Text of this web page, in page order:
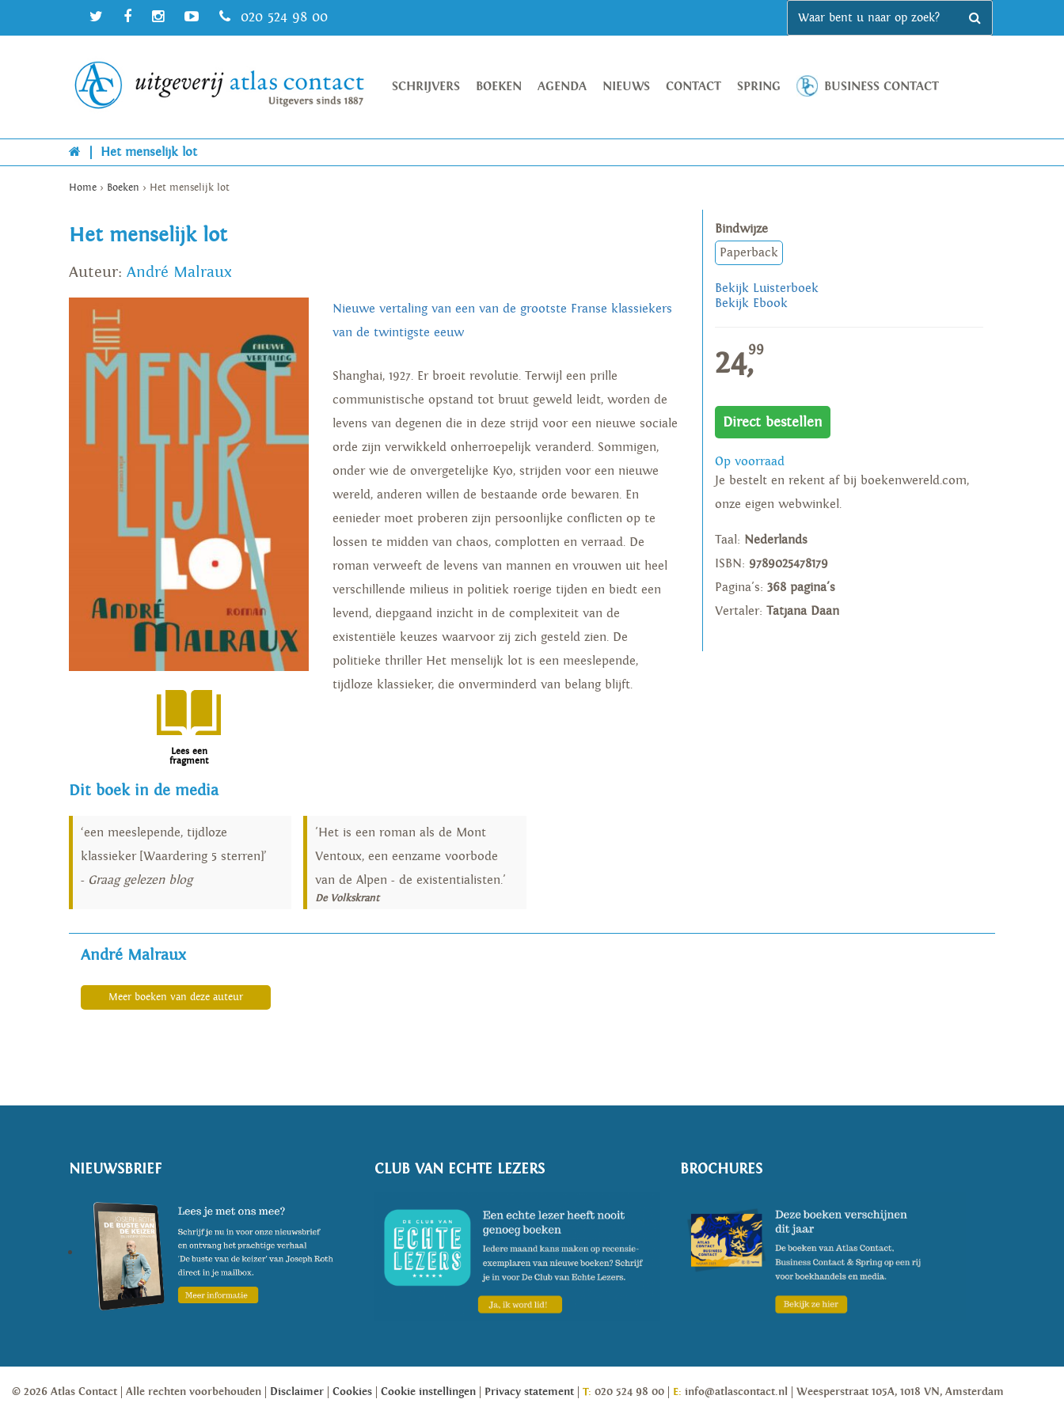
020 524 98 00
SCHRIJVERS BOEKEN AGENDA NIEUWS CONTACT SPRING BUSINESS CONTACT
Het menselijk lot
Home > Boeken > Het menselijk lot
Het menselijk lot
Auteur: André Malraux
Lees een
fragment
Nieuwe vertaling van een van de grootste Franse klassiekers
van de twintigste eeuw
Shanghai, 1927. Er broeit revolutie. Terwijl een prille
communistische opstand tot bruut geweld leidt, worden de
levens van degenen die in deze strijd voor een nieuwe sociale
orde zijn verwikkeld onherroepelijk veranderd. Sommigen,
onder wie de onvergetelijke Kyo, strijden voor een nieuwe
wereld, anderen willen de bestaande orde bewaren. En
eenieder moet proberen zijn persoonlijke conflicten op te
lossen te midden van chaos, complotten en verraad. De
roman verweeft de levens van mannen en vrouwen uit heel
verschillende milieus in politiek roerige tijden en biedt een
levend, diepgaand inzicht in de complexiteit van de
existentiële keuzes waarvoor zij zich gesteld zien. De
politieke thriller Het menselijk lot is een meeslepende,
tijdloze klassieker, die onverminderd van belang blijft.
Bindwijze
Paperback
Bekijk Luisterboek
Bekijk Ebook
24,99
Direct bestellen
Op voorraad
Je bestelt en rekent af bij boekenwereld.com,
onze eigen webwinkel.
Taal: Nederlands
ISBN: 9789025478179
Pagina's: 368 pagina's
Vertaler: Tatjana Daan
Dit boek in de media
‘een meeslepende, tijdloze
klassieker [Waardering 5 sterren]’
- Graag gelezen blog
'Het is een roman als de Mont
Ventoux, een eenzame voorbode
van de Alpen - de existentialisten.'
De Volkskrant
André Malraux
Meer boeken van deze auteur
NIEUWSBRIEF CLUB VAN ECHTE LEZERS BROCHURES
© 2026 Atlas Contact Alle rechten voorbehouden Disclaimer Cookies Cookie instellingen Privacy statement T: 020 524 98 00 E: info@atlascontact.nl Weesperstraat 105A, 1018 VN, Amsterdam